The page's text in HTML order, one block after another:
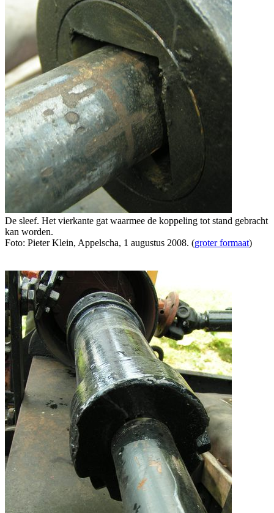
De sleef. Het vierkante gat waarmee de koppeling tot stand gebracht
kan worden.
Foto: Pieter Klein, Appelscha, 1 augustus 2008. (groter formaat)